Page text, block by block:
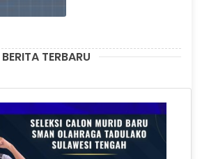
BERITA TERBARU